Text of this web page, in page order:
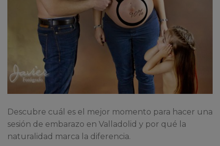
Descubre cuál es el mejor momento para hacer una
sesión de embarazo en Valladolid y por qué la
naturalidad marca la diferencia.